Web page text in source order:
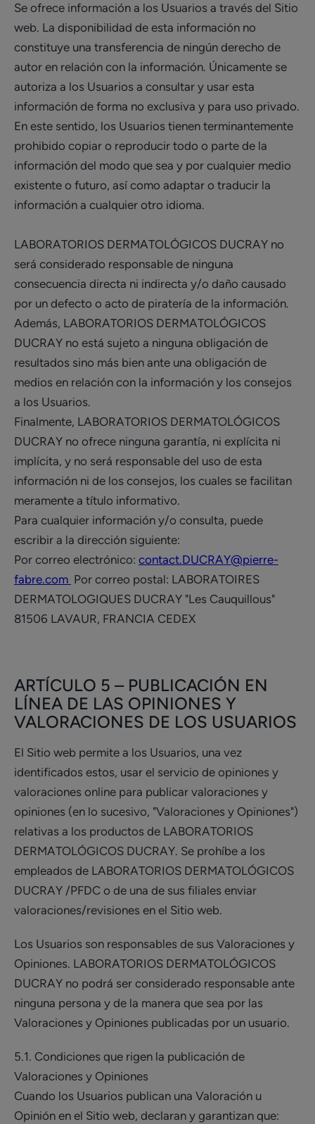
Se ofrece información a los Usuarios a través del Sitio
web. La disponibilidad de esta información no
constituye una transferencia de ningún derecho de
autor en relación con la información. Únicamente se
autoriza a los Usuarios a consultar y usar esta
información de forma no exclusiva y para uso privado.
En este sentido, los Usuarios tienen terminantemente
prohibido copiar o reproducir todo o parte de la
información del modo que sea y por cualquier medio
existente o futuro, así como adaptar o traducir la
información a cualquier otro idioma.
LABORATORIOS DERMATOLÓGICOS DUCRAY no
será considerado responsable de ninguna
consecuencia directa ni indirecta y/o daño causado
por un defecto o acto de piratería de la información.
Además, LABORATORIOS DERMATOLÓGICOS
DUCRAY no está sujeto a ninguna obligación de
resultados sino más bien ante una obligación de
medios en relación con la información y los consejos
a los Usuarios.
Finalmente, LABORATORIOS DERMATOLÓGICOS
DUCRAY no ofrece ninguna garantía, ni explícita ni
implícita, y no será responsable del uso de esta
información ni de los consejos, los cuales se facilitan
meramente a título informativo.
Para cualquier información y/o consulta, puede
escribir a la dirección siguiente:
Por correo electrónico: contact.DUCRAY@pierre-
fabre.com Por correo postal: LABORATOIRES
DERMATOLOGIQUES DUCRAY "Les Cauquillous"
81506 LAVAUR, FRANCIA CEDEX
ARTÍCULO 5 – PUBLICACIÓN EN
LÍNEA DE LAS OPINIONES Y
VALORACIONES DE LOS USUARIOS
El Sitio web permite a los Usuarios, una vez
identificados estos, usar el servicio de opiniones y
valoraciones online para publicar valoraciones y
opiniones (en lo sucesivo, "Valoraciones y Opiniones")
relativas a los productos de LABORATORIOS
DERMATOLÓGICOS DUCRAY. Se prohíbe a los
empleados de LABORATORIOS DERMATOLÓGICOS
DUCRAY /PFDC o de una de sus filiales enviar
valoraciones/revisiones en el Sitio web.
Los Usuarios son responsables de sus Valoraciones y
Opiniones. LABORATORIOS DERMATOLÓGICOS
DUCRAY no podrá ser considerado responsable ante
ninguna persona y de la manera que sea por las
Valoraciones y Opiniones publicadas por un usuario.
5.1. Condiciones que rigen la publicación de
Valoraciones y Opiniones
Cuando los Usuarios publican una Valoración u
Opinión en el Sitio web, declaran y garantizan que: